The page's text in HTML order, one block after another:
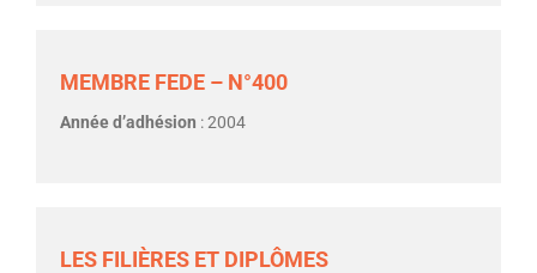
MEMBRE FEDE – N°400
Année d’adhésion : 2004
LES FILIÈRES ET DIPLÔMES